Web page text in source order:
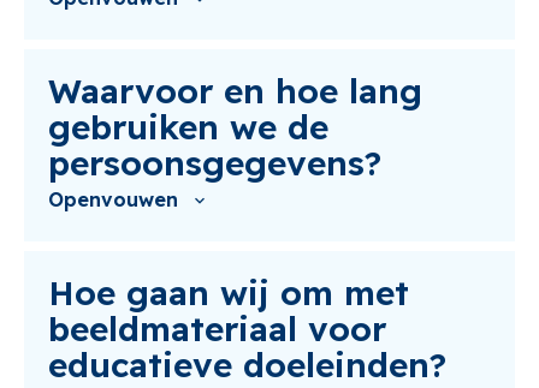
Waarvoor en hoe lang
gebruiken we de
persoonsgegevens?
Openvouwen
Hoe gaan wij om met
beeldmateriaal voor
educatieve doeleinden?